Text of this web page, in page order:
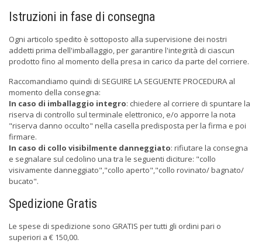
Istruzioni in fase di consegna
Ogni articolo spedito è sottoposto alla supervisione dei nostri
addetti prima dell'imballaggio, per garantire l'integrità di ciascun
prodotto fino al momento della presa in carico da parte del corriere.
Raccomandiamo quindi di SEGUIRE LA SEGUENTE PROCEDURA al
momento della consegna:
In caso di imballaggio integro: chiedere al corriere di spuntare la
riserva di controllo sul terminale elettronico, e/o apporre la nota
"riserva danno occulto" nella casella predisposta per la firma e poi
firmare.
In caso di collo visibilmente danneggiato: rifiutare la consegna
e segnalare sul cedolino una tra le seguenti diciture: "collo
visivamente danneggiato","collo aperto","collo rovinato/ bagnato/
bucato".
Spedizione Gratis
Le spese di spedizione sono GRATIS per tutti gli ordini pari o
superiori a € 150,00.